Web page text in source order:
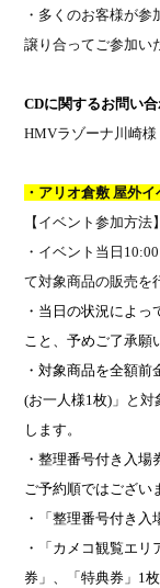
・多くのお客様が参
譲り合ってご参加い
CDに関するお問い
HMVラゾーナ川崎
・アリオ倉敷 屋外
【イベント参加方法】
・イベント当日 10:00
て対象商品の販売を
・当日の状況によ
こと、予めご了承願
・対象商品を全額
(お一人様1枚) 」 と対
します。
・整理番号付き入場
ご予約順ではござい
・「整理番号付き入
・「カメコ観覧エ
券」、
「特典券」 1